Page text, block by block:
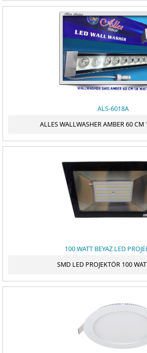
ALS-6018A
ALLES WALLWASHER AMBER 60 CM
100 WATT BEYAZ LED
SMD LED PROJEKTÖR 100